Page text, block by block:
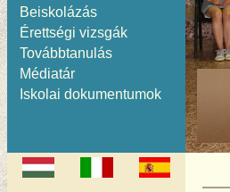
Beiskolázás
Érettségi vizsgák
Továbbtanulás
Médiatár
Iskolai dokumentumok